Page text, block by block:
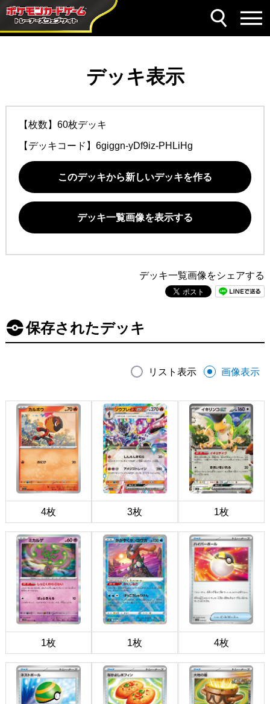
デッキ表示
【枚数】60枚デッキ
【デッキコード】 6giggn-yDf9iz-PHLiHg
このデッキから新しいデッキを作る
デッキ一覧画像を表示する
デッキ一覧画像をシェアする
保存されたデッキ
リスト表示 画像表示
4枚 3枚 1枚
1枚 1枚 4枚